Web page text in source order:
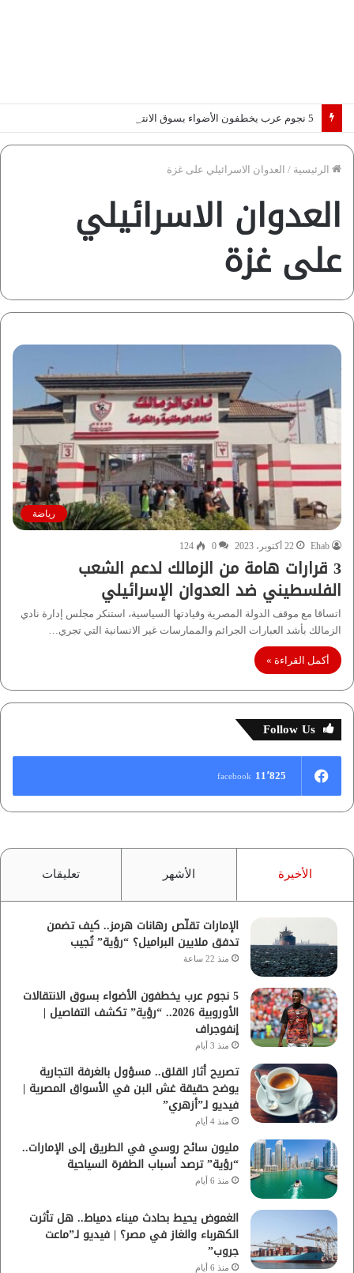
الرئيسية / العدوان الاسرائيلي على غزة
العدوان الاسرائيلي
على غزة
رياضة
Ehab 22 أكتوبر، 2023 0
124
3 قرارات هامة من الزمالك لدعم الشعب
الفلسطيني ضد العدوان الإسرائيلي
اتساقا مع موقف الدولة المصرية وقيادتها السياسية، استنكر مجلس إدارة نادي
الزمالك بأشد العبارات الجرائم والممارسات غير الانسانية التي تجري…
أكمل القراءة »
Follow Us
11٬825 facebook
الأخيرة الأشهر تعليقات
الإمارات تقلّص رهانات هرمز.. كيف تضمن
تدفق ملايين البراميل؟ “رؤية” تُجيب
منذ 22 ساعة
5 نجوم عرب يخطفون الأضواء بسوق الانتقالات
الأوروبية 2026.. “رؤية” تكشف التفاصيل |
إنفوجراف
منذ 3 أيام
تصريح أثار القلق.. مسؤول بالغرفة التجارية
يوضح حقيقة غش البن في الأسواق المصرية |
فيديو لـ”أزهري”
منذ 4 أيام
مليون سائح روسي في الطريق إلى الإمارات..
“رؤية” ترصد أسباب الطفرة السياحية
منذ 6 أيام
الغموض يحيط بحادث ميناء دمياط.. هل تأثرت
الكهرباء والغاز في مصر؟ | فيديو لـ”ماعت
جروب”
منذ 6 أيام